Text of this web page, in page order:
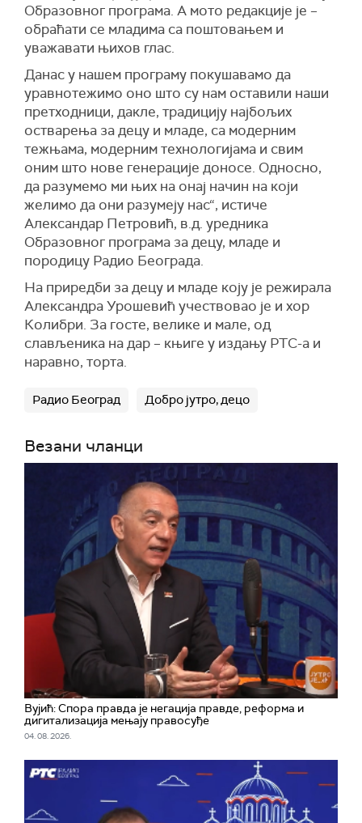
Образовног програма. А мото редакције је –
обраћати се младима са поштовањем и
уважавати њихов глас.
Данас у нашем програму покушавамо да
уравнотежимо оно што су нам оставили наши
претходници, дакле, традицију најбољих
остварења за децу и младе, са модерним
тежњама, модерним технологијама и свим
оним што нове генерације доносе. Односно,
да разумемо ми њих на онај начин на који
желимо да они разумеју нас“, истиче
Александар Петровић, в.д. уредника
Образовног програма за децу, младе и
породицу Радио Београда.
На приредби за децу и младе коју је режирала
Александра Урошевић учествовао је и хор
Колибри. За госте, велике и мале, од
слављеника на дар – књиге у издању РТС-а и
наравно, торта.
Радио Београд Добро јутро, децо
Везани чланци
Вујић: Спора правда је негација правде, реформа и
дигитализација мењају правосуђе
04. 08. 2026.